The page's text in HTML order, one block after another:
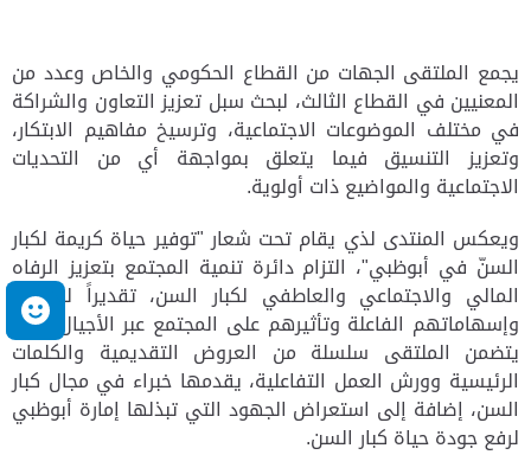
يجمع الملتقى الجهات من القطاع الحكومي والخاص وعدد من
المعنيين في القطاع الثالث، لبحث سبل تعزيز التعاون والشراكة
في مختلف الموضوعات الاجتماعية، وترسيخ مفاهيم الابتكار،
وتعزيز التنسيق فيما يتعلق بمواجهة أي من التحديات
الاجتماعية والمواضيع ذات أولوية.
ويعكس المنتدى لذي يقام تحت شعار "توفير حياة كريمة لكبار
السنّ في أبوظبي"، التزام دائرة تنمية المجتمع بتعزيز الرفاه
المالي والاجتماعي والعاطفي لكبار السن، تقديراً لدورهم
وإسهاماتهم الفاعلة وتأثيرهم على المجتمع عبر الأجيال، حيث
يتضمن الملتقى سلسلة من العروض التقديمية والكلمات
الرئيسية وورش العمل التفاعلية، يقدمها خبراء في مجال كبار
السن، إضافة إلى استعراض الجهود التي تبذلها إمارة أبوظبي
لرفع جودة حياة كبار السن.